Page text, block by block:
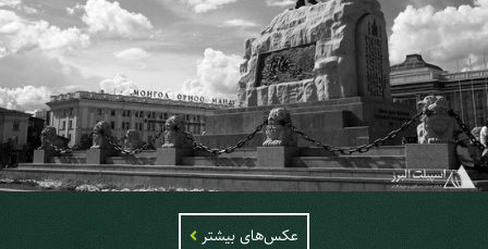
عکس‌های بیشتر